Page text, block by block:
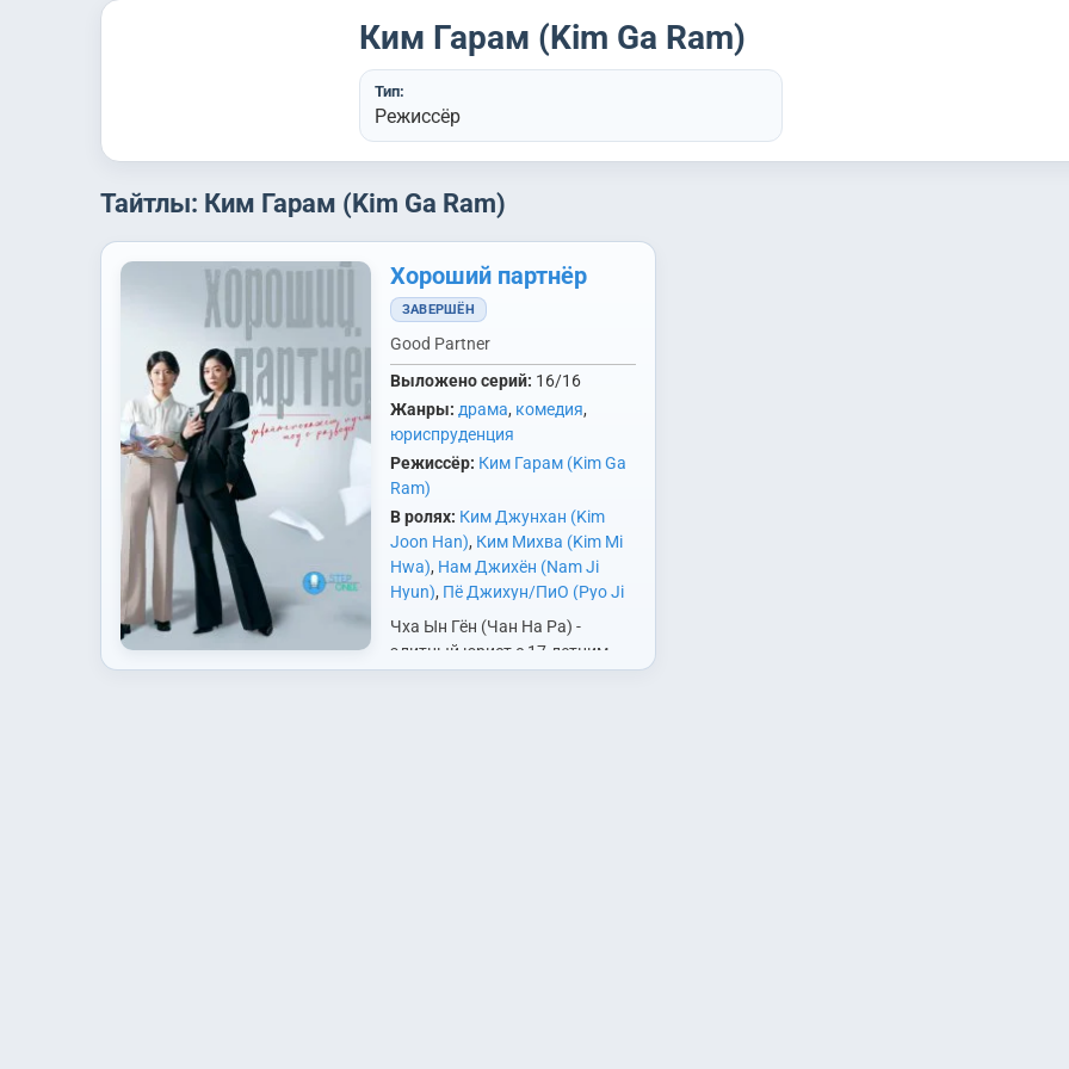
Ким Гарам (Kim Ga Ram)
Тип:
Режиссёр
Тайтлы: Ким Гарам (Kim Ga Ram)
Хороший партнёр
ЗАВЕРШЁН
Good Partner
Выложено серий: 16/16
Жанры: драма, комедия,
юриспруденция
Режиссёр: Ким Гарам (Kim Ga
Ram)
В ролях: Ким Джунхан (Kim
Joon Han), Ким Михва (Kim Mi
Hwa), Нам Джихён (Nam Ji
Hyun), Пё Джихун/ПиО (Pyo Ji
Hoon/P.O)
Со Джонён (Seo
Jung Yeon)
Хан Джэи (Han Jae
Yi),Чан Нара (Jang Na Ra),Чи
Чха Ын Гён (Чан На Ра) -
элитный юрист с 17-летним